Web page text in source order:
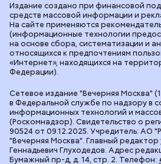
Сетевое издание "Вечерняя Москва"
в Федеральной службе по надзору в
информационных технологий и
(Роскомнадзор). Свидетельство о
90524 от 09.12.2025. Учредитель: АО
"Вечерняя Москва". Главный редактор
Геннадьевич Глуходедов. Адрес
Бумажный пр-д, д. 14, стр. 2. Телефон:
Издание создано при финансовой
средств массовой информации и
На сайте применяются
(информационные технологии
на основе сбора, систематизации и
относящихся к предпочтениям
«Интернет», находящихся на
Федерации).